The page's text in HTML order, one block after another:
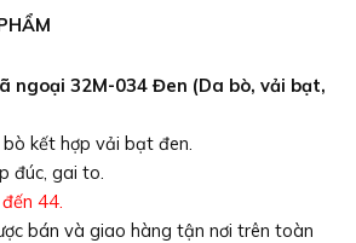
ngoại 32M-034 Đen (Da bò, vải bạt,
kết hợp vải bạt đen.
đúc, gai to.
44.
bán và giao hàng tận nơi trên toàn